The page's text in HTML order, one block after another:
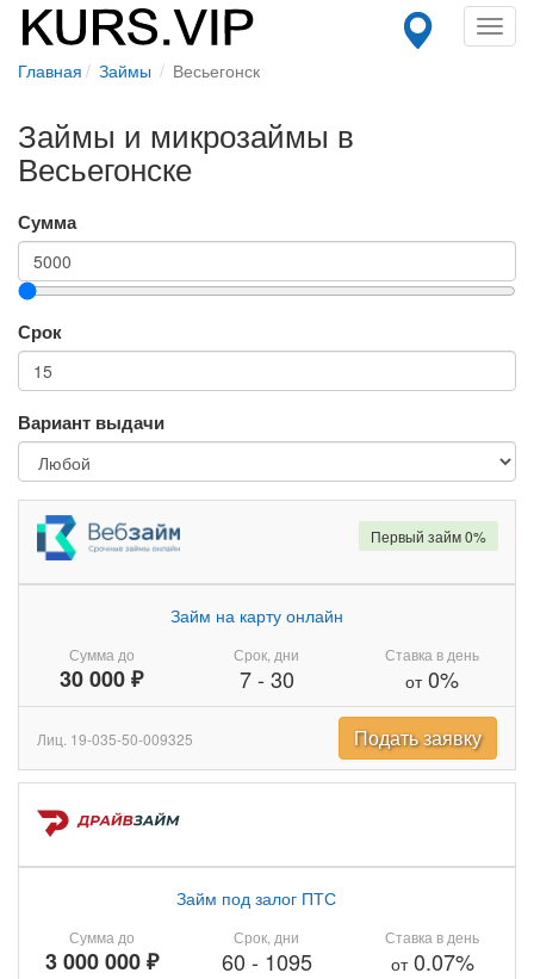
Главная Займы Весьегонск
Займы и микрозаймы в
Весьегонске
Сумма
Срок
Вариант выдачи
Сумма до
30 000 ₽
Займ на карту онлайн
Срок, дни
7- 30
Ставка в день
от0%
Первый займ 0%
Лиц. 19-035-50-009325 Подать заявку
Сумма до
3 000 000 ₽
Займ под залог ПТС
Срок, дни
60 - 1095
Ставка в день
от0.07%